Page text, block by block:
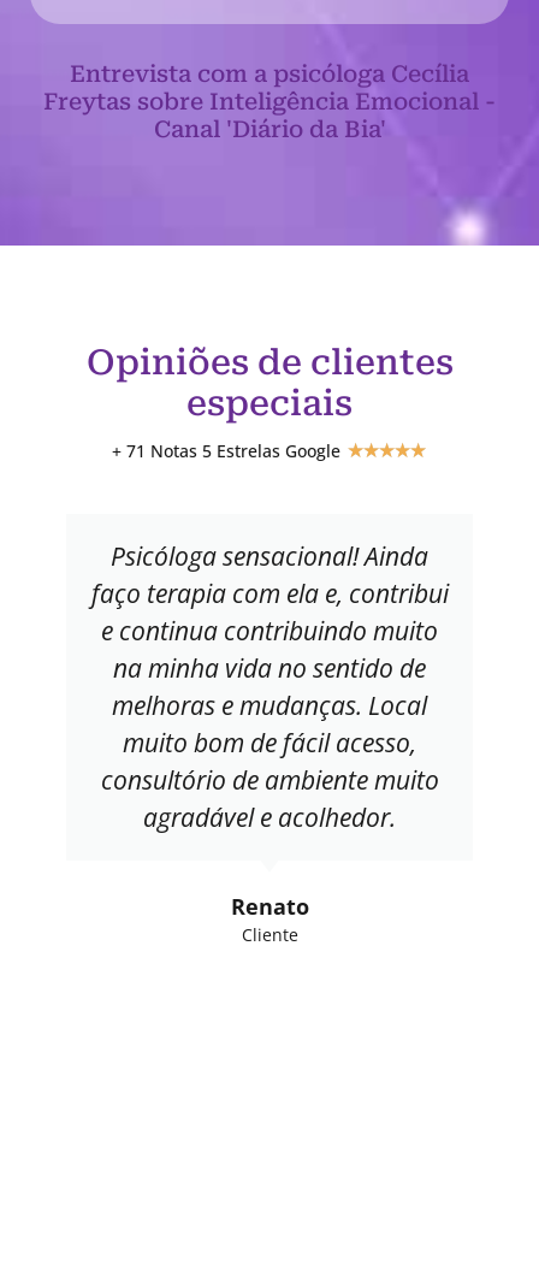
Entrevista com a psicóloga Cecília
Freytas sobre Inteligência Emocional -
Canal 'Diário da Bia'
Opiniões de clientes
especiais
+ 71 Notas 5 Estrelas Google ★★★★★
Psicóloga sensacional! Ainda
faço terapia com ela e, contribui
e continua contribuindo muito
na minha vida no sentido de
melhoras e mudanças. Local
muito bom de fácil acesso,
consultório de ambiente muito
agradável e acolhedor.
Renato
Cliente